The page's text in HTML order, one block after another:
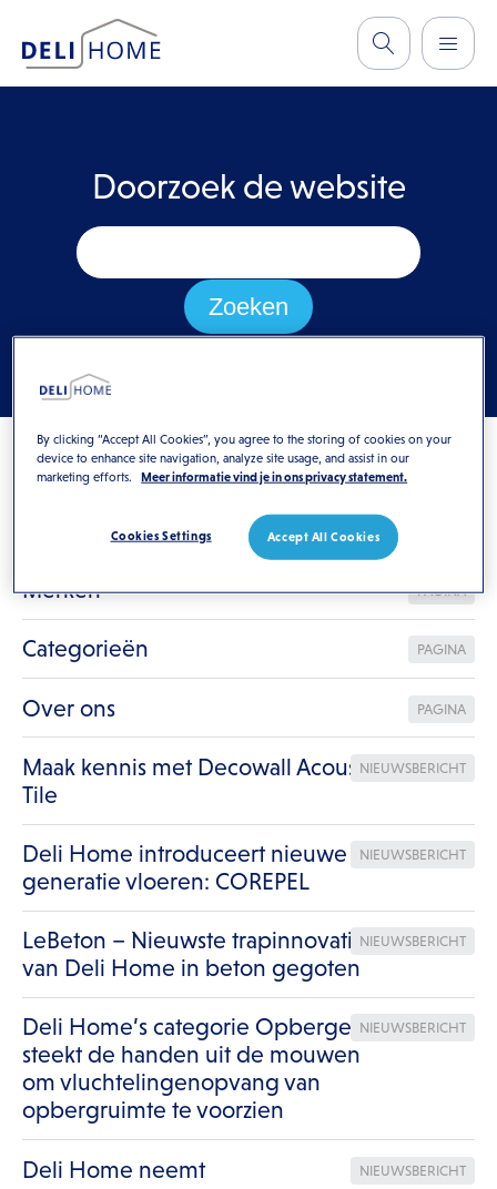
Doorzoek de website
Duurzaamheid
PAGINA
Merken
PAGINA
Categorieën
PAGINA
Over ons
NIEUWSBERICHT
Maak kennis met Decowall Acoustic
Tile
NIEUWSBERICHT
Deli Home introduceert nieuwe
generatie vloeren: COREPEL
NIEUWSBERICHT
LeBeton – Nieuwste trapinnovatie
van Deli Home in beton gegoten
NIEUWSBERICHT
Deli Home’s categorie Opbergen
steekt de handen uit de mouwen
om vluchtelingenopvang van
opbergruimte te voorzien
NIEUWSBERICHT
Deli Home neemt
By clicking “Accept All Cookies”, you agree to the storing of cookies on your
device to enhance site navigation, analyze site usage, and assist in our
marketing efforts.
Meer informatie vind je in ons privacy statement.
Accept All Cookies
Cookies Settings